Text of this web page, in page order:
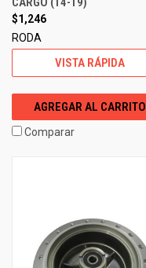
$1,246
RODA
VISTA RÁPIDA
AGREGAR AL CARRITO
Comparar